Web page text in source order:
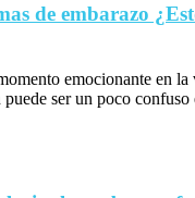
de embarazo
emocionante en
ser un poco confuso